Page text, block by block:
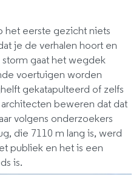
het eerste gezicht niets
je de verhalen hoort en
gaat het wegdek
voertuigen worden
gekatapulteerd of zelfs
beweren dat dat
volgens onderzoekers
die 7110 m lang is, werd
publiek en het is een
is.